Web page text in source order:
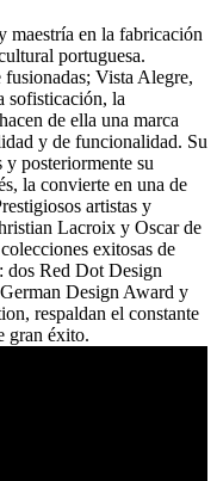
maestría en la fabricación
portuguesa.
Vista Alegre,
sofisticación, la
de ella una marca
y de funcionalidad. Su
posteriormente su
la convierte en una de
artistas y
Lacroix y Oscar de
exitosas de
dos Red Dot Design
Design Award y
respaldan el constante
gran éxito.